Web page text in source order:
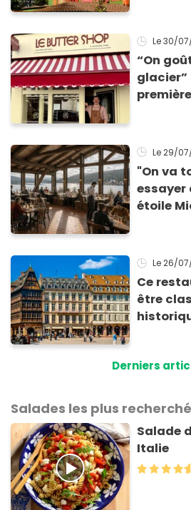
Le 30/
“On
Le 29/
"On va
essayer
étoile
défi en
Le 26/
Ce
être
Derniers
Salades les plus
Salade
Italie